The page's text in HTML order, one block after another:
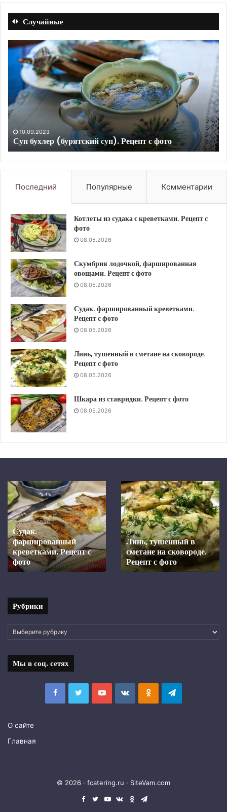
Случайные
Котлеты
свинины
курицы
сыром
чанах.
Рецепт
фото
10.09.2023
Котлеты из свинины и курицы с сыром чанах. Рецепт
с фото
с
с
Последний Популярные Комментарии
Котлеты из судака с креветками. Рецепт с
фото
08.05.2026
Скумбрия лодочкой, фаршированная
овощами. Рецепт с фото
08.05.2026
Судак. фаршированный креветками.
Рецепт с фото
08.05.2026
Линь, тушенный в сметане на сковороде.
Рецепт с фото
08.05.2026
Шкара из ставридки. Рецепт с фото
08.05.2026
Шкара
из
ставридки.
Рецепт
с
фото08.05.2026
Шкара из ставридки.
Рецепт с фото
Скумбрия
в
средиземноморском
маринаде,
запеченная
в
духовке.
Рецепт
с
08.05.2026
Скумбрия в
средиземноморском
маринаде, запеченная в
духовке. Рецепт с фото
Рубрики
Рубрики
Мы в соц. сетях
FacebookTwitterYouTubevk.comОдноклассники
Telegram
О сайте
Главная
© 2026 · fcatering.ru · SiteVam.com
Facebook
TwitterYouTubevk.comОдноклассники
Telegram